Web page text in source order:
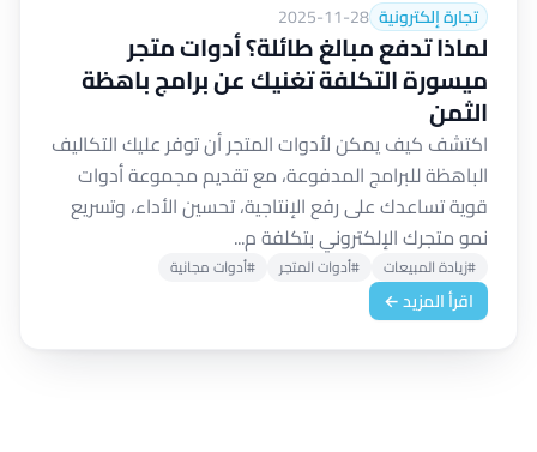
تجارة إلكترونية 2025-11-28
لماذا تدفع مبالغ طائلة؟ أدوات متجر
ميسورة التكلفة تغنيك عن برامج باهظة
الثمن
اكتشف كيف يمكن لأدوات المتجر أن توفر عليك التكاليف
الباهظة للبرامج المدفوعة، مع تقديم مجموعة أدوات
قوية تساعدك على رفع الإنتاجية، تحسين الأداء، وتسريع
نمو متجرك الإلكتروني بتكلفة م...
#زيادة المبيعات #أدوات المتجر #أدوات مجانية
اقرأ المزيد ←